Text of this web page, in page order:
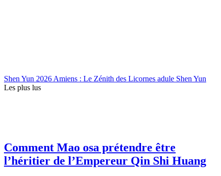
Shen Yun 2026 Amiens : Le Zénith des Licornes adule Shen Yun
Les plus lus
Comment Mao osa prétendre être
l’héritier de l’Empereur Qin Shi Huang